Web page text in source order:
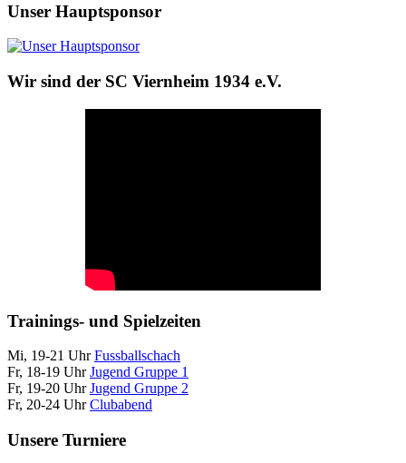
Unser Hauptsponsor
Wir sind der SC Viernheim 1934 e.V.
Trainings- und Spielzeiten
Mi, 19-21 UhrFussballschach
Fr, 18-19 UhrJugend Gruppe 1
Fr, 19-20 UhrJugend Gruppe 2
Fr, 20-24 UhrClubabend
Unsere Turniere